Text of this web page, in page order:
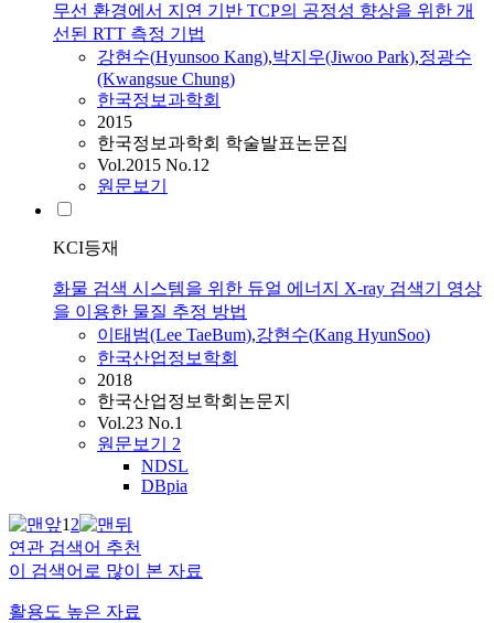
무선 환경에서 지연 기반 TCP의 공정성 향상을 위한 개
선된 RTT 측정 기법
강현수(Hyunsoo Kang),박지우(Jiwoo Park),정광수
(Kwangsue Chung)
한국정보과학회
2015
한국정보과학회 학술발표논문집
Vol.2015 No.12
원문보기
KCI등재
화물 검색 시스템을 위한 듀얼 에너지 X-ray 검색기 영상
을 이용한 물질 추정 방법
이태범(Lee TaeBum),강현수(Kang HyunSoo)
한국산업정보학회
2018
한국산업정보학회논문지
Vol.23 No.1
원문보기 2
NDSL
DBpia
12
연관 검색어 추천
이 검색어로 많이 본 자료
활용도 높은 자료